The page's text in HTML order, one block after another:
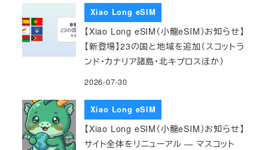
Xiao Long eSIM
【Xiao Long eSIM（小龍eSIM）お知らせ】
【新登場】23の国と地域を追加（スコットラ
ンド・カナリア諸島・北キプロスほか）
2026-07-30
Xiao Long eSIM
【Xiao Long eSIM（小龍eSIM）お知らせ】
サイト全体をリニューアル — マスコット